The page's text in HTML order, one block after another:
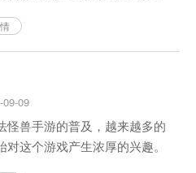
供了各种刺激的游乐设施，还
彩的活动和礼品可以领取。本
家献上梦幻21年嘉年...
09-09
怪兽手游的普及，越来越多的
对这个游戏产生浓厚的兴趣。